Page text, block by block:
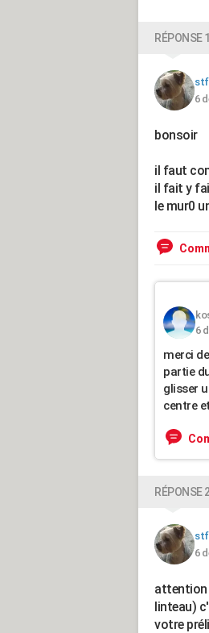
RÉPONSE
6
bonsoir
il faut
il fait y
le mur0
6
merci
partie
glisser
centre
RÉPONSE
6
attention
linteau)
votre